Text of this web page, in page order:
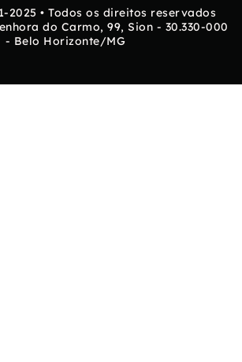
2025 • Todos os direitos reservados
do Carmo, 99, Sion - 30.330-000
- Belo Horizonte/MG